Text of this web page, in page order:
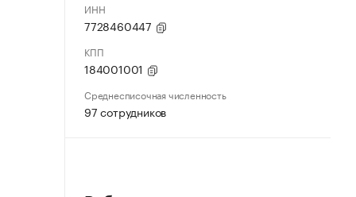
ИНН
7728460447
КПП
184001001
Среднесписочная численность
97 сотрудников